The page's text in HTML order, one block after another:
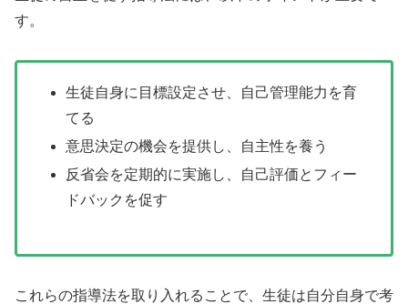
す。
生徒自身に目標設定させ、自己管理能力を育
てる
意思決定の機会を提供し、自主性を養う
反省会を定期的に実施し、自己評価とフィー
ドバックを促す
これらの指導法を取り入れることで、生徒は自分自身で考